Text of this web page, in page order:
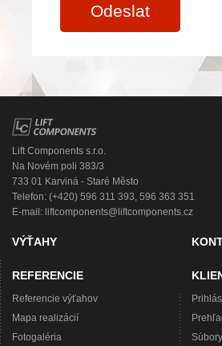
Odeslat
Lift Components s.r.o.
Na Novém poli 383/3
733 01 Karviná - Staré Město
Telefon: (+420) 596 311 393, 596 363 351
E-mail: liftcomponents@liftcomponents.cz
VÝŤAHY
REFERENCIE
Referencie výťahov
Mapa realizácií
Fotogaléria